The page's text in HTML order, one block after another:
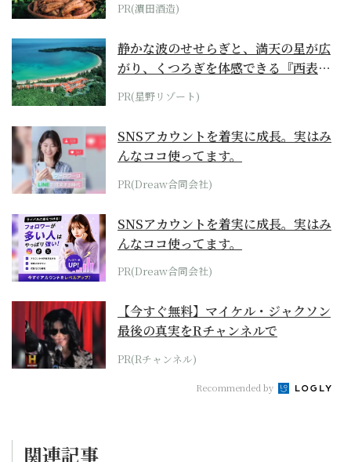
PR(濵田酒造)
静かな波のせせらぎと、満天の星が広
がり、くつろぎを体感できる『西表島
ホテル by...
PR(星野リゾート)
SNSアカウントを着実に成長。実はみ
んなココ使ってます。
PR(Dreaw合同会社)
SNSアカウントを着実に成長。実はみ
んなココ使ってます。
PR(Dreaw合同会社)
【今すぐ無料】マイケル・ジャクソン
最後の真実をRチャンネルで
PR(Rチャンネル)
Recommended by
関連記事